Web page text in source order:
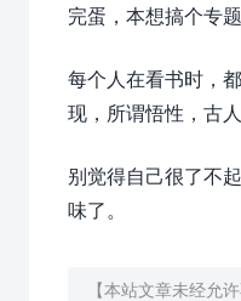
完蛋，本想搞个专
每个人在看书时，
现，所谓悟性，古
别觉得自己很了不
味了。
【本站文章未经允